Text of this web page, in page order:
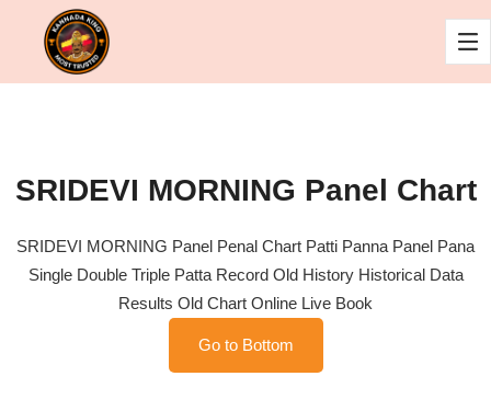
SRIDEVI MORNING Panel Chart
SRIDEVI MORNING Panel Penal Chart Patti Panna Panel Pana
Single Double Triple Patta Record Old History Historical Data
Results Old Chart Online Live Book
Go to Bottom